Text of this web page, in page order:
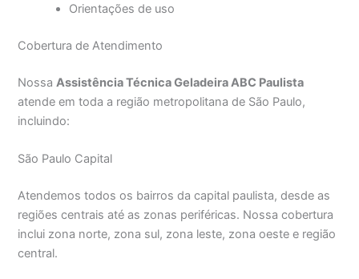
Orientações de uso
Cobertura de Atendimento
NossaAssistência Técnica Geladeira ABC Paulista
atende em toda a região metropolitana de São Paulo,
incluindo:
São Paulo Capital
Atendemos todos os bairros da capital paulista, desde as
regiões centrais até as zonas periféricas. Nossa cobertura
inclui zona norte, zona sul, zona leste, zona oeste e região
central.